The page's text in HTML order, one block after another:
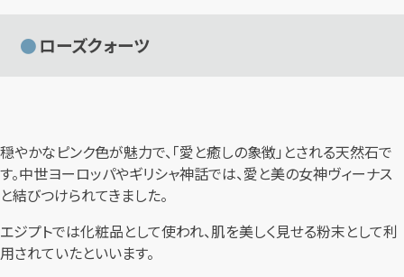
ローズクォーツ
穏やかなピンク色が魅力で、「愛と癒しの象徴」とされる天然石で
す。中世ヨーロッパやギリシャ神話では、愛と美の女神ヴィーナス
と結びつけられてきました。
エジプトでは化粧品として使われ、肌を美しく見せる粉末として利
用されていたといいます。